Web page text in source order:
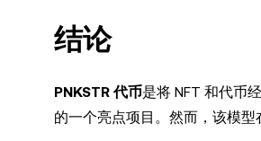
结论
PNKSTR 代币是将 NFT 和代币
的一个亮点项目。然而，该模